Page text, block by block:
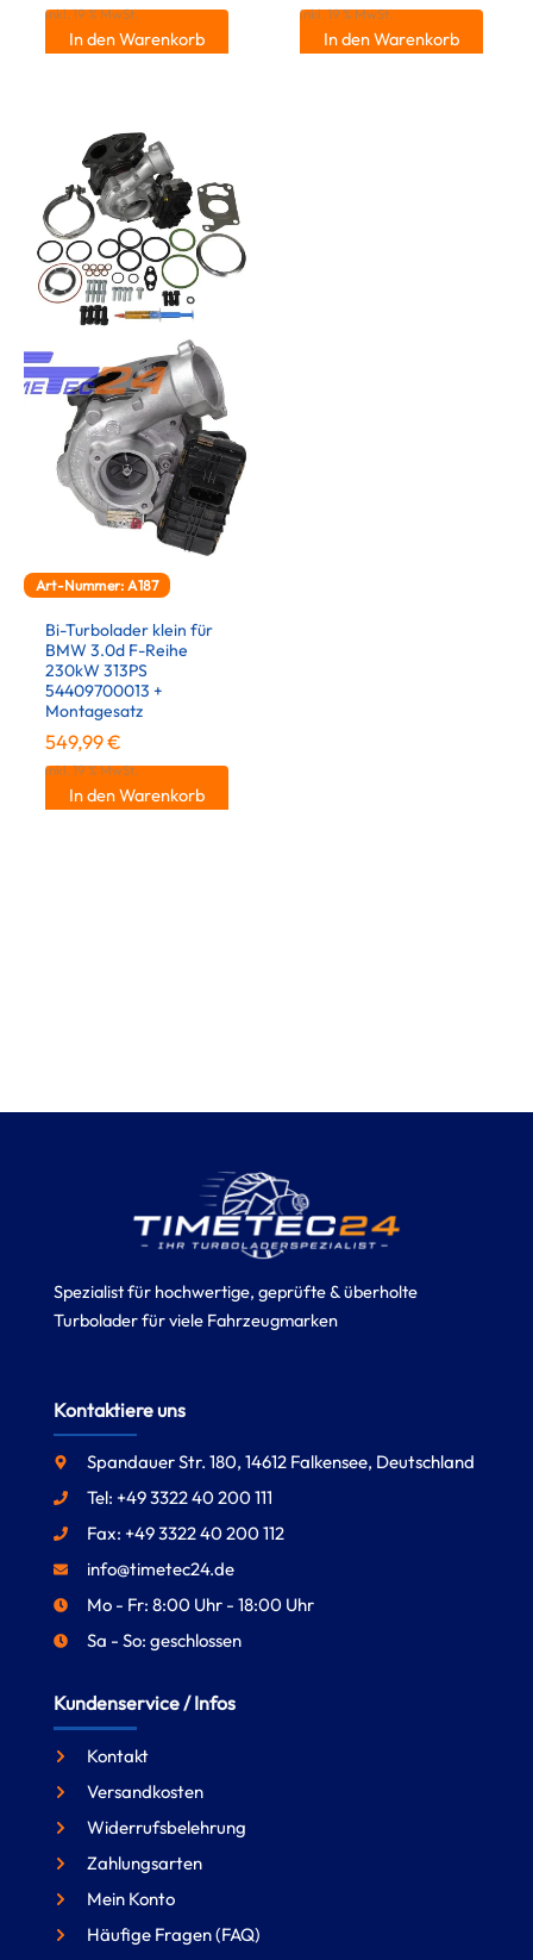
inkl. 19 % MwSt.
In den Warenkorb
inkl. 19 % MwSt.
In den Warenkorb
Art-Nummer: A187
Bi-Turbolader klein für
BMW 3.0d F-Reihe
230kW 313PS
54409700013 +
Montagesatz
549,99€
inkl. 19 % MwSt.
In den Warenkorb
Spezialist für hochwertige, geprüfte & überholte
Turbolader für viele Fahrzeugmarken
Kontaktiere uns
Spandauer Str. 180, 14612 Falkensee, Deutschland
Tel: +49 3322 40 200 111
Fax: +49 3322 40 200 112
info@timetec24.de
Mo - Fr: 8:00 Uhr - 18:00 Uhr
Sa - So: geschlossen
Kundenservice / Infos
Kontakt
Versandkosten
Widerrufsbelehrung
Zahlungsarten
Mein Konto
Häufige Fragen (FAQ)